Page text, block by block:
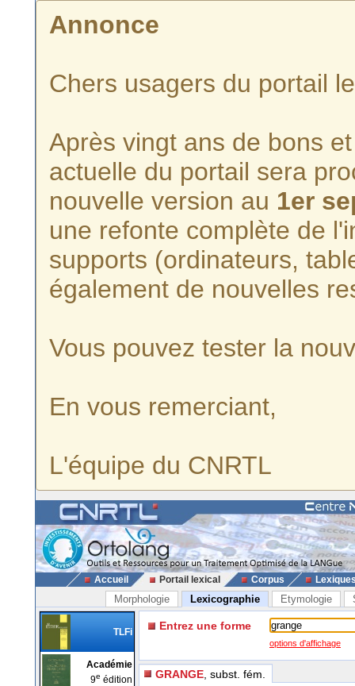
Annonce
Chers usagers du portail
Après vingt ans de bons
actuelle du portail sera
nouvelle version au 1er
une refonte complète de
supports (ordinateurs,
également de nouvelles
Vous pouvez tester la
En vous remerciant,
L'équipe du CNRTL
Accueil Portail lexical Corpus
Morphologie Lexicographie Etymologie
TLFi
Académie
9e édition
Entrez une forme
options d'affichage
GRANGE , subst. fém.